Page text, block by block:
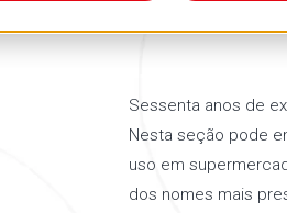
Sessenta anos de
Nesta seção pode
uso em
dos nomes mais